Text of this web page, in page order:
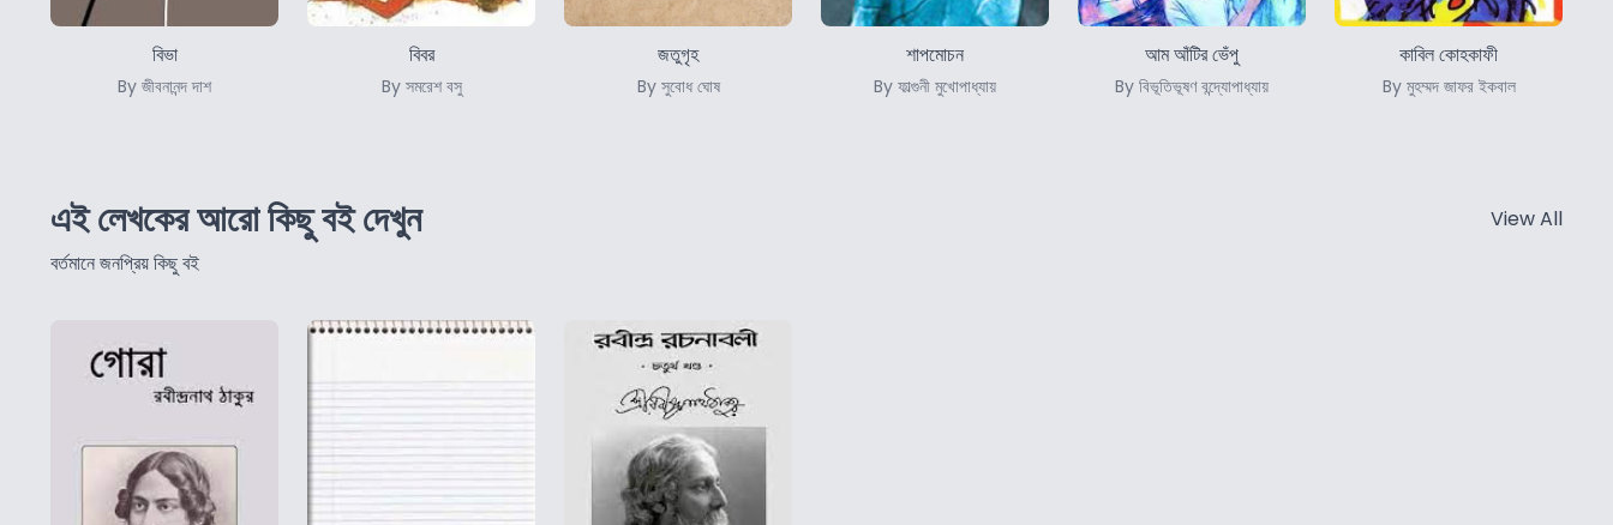
বিভা
By জীবনানন্দ দাশ
বিবর
By সমরেশ বসু
জতুগৃহ
By সুবোধ ঘোষ
শাপমোচন
By ফাল্গুনী মুখোপাধ্যায়
আম আঁটির ভেঁপু
By বিভূতিভূষণ বন্দ্যোপাধ্যায়
কাবিল কোহকাফী
By মুহম্মদ জাফর ইকবাল
এই লেখকের আরো কিছু বই দেখুন
বর্তমানে জনপ্রিয় কিছু বই
View All